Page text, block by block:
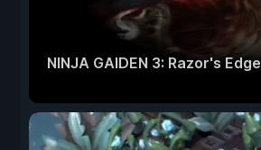
NINJA GAIDEN 3: Razor's Edge